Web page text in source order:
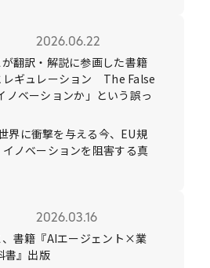
翻訳・解説に参画した書籍
レギュレーション The False
ノベーションか」という誤っ
界に衝撃を与える今、EU規
ノベーションを阻害する真
2026.06.22
、書籍『AIエージェント×業
書』出版
2026.03.16